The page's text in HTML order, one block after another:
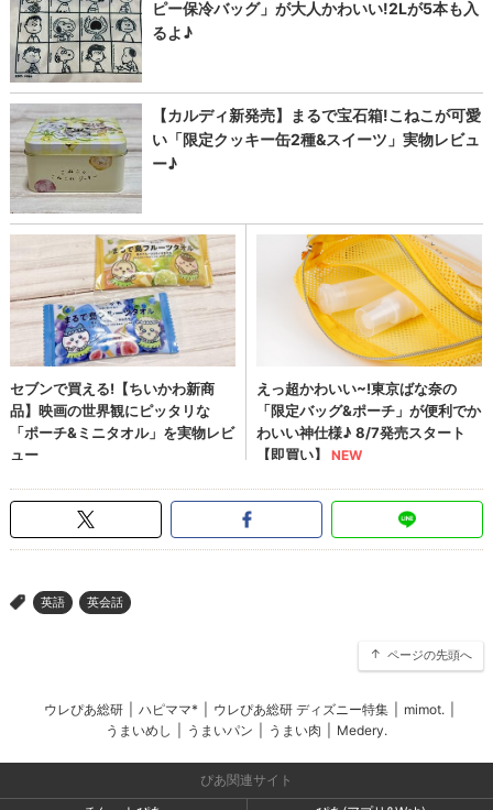
> 英語 英会話
ページの先頭へ
ウレぴあ総研 ハピママ* ウレぴあ総研 ディズニー特集 mimot.
うまいめし
うまいパン うまい肉 Medery.
ぴあ関連サイト